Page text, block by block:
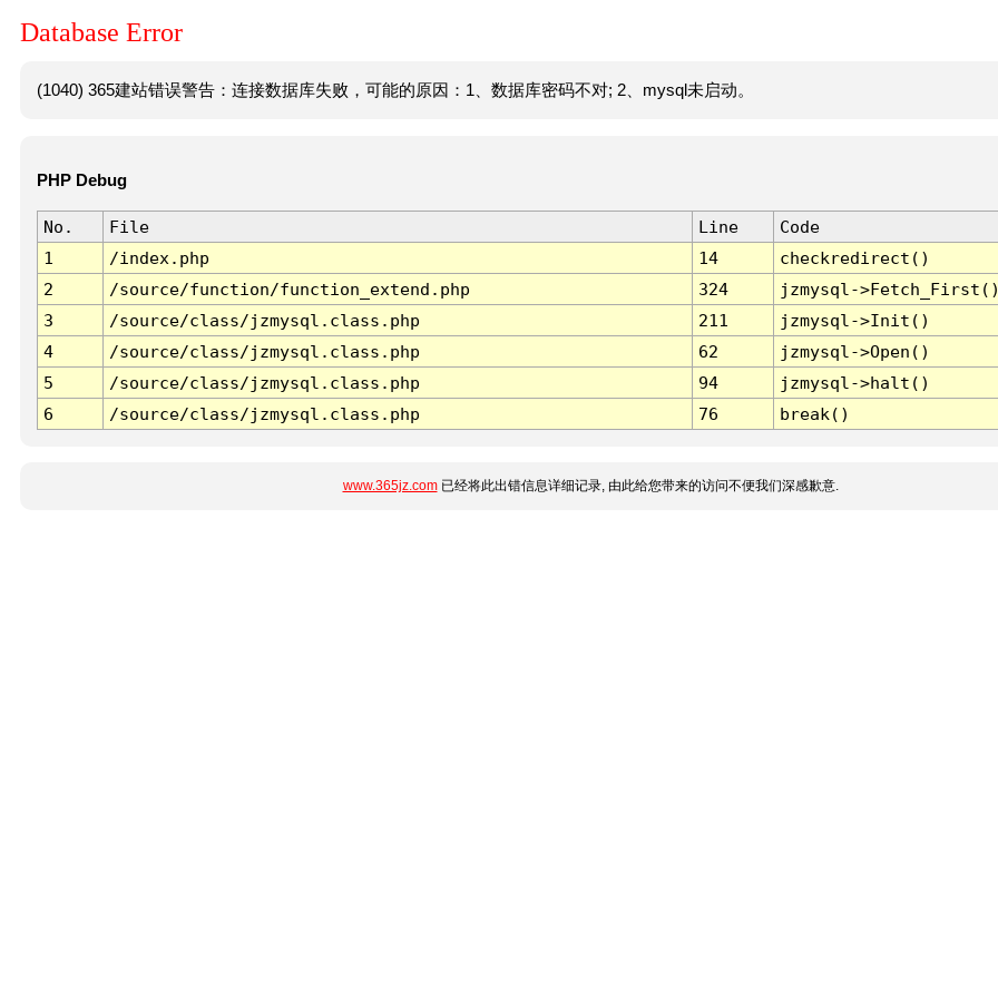
Database Error
(1040) 365建站错误警告：连接数据库失败，可能的原因：1、数据库密码不对; 2、mysql未启动。
PHP Debug
No. File Line
Code
1
/index.php 14
checkredirect()
2
/source/function/function_extend.php 324
jzmysql-
3
/source/class/jzmysql.class.php 211
jzmysql->Init()
4
/source/class/jzmysql.class.php 62
jzmysql->Open()
5
/source/class/jzmysql.class.php 94
jzmysql->halt()
6
/source/class/jzmysql.class.php 76 break()
www.365jz.com已经将此出错信息详细记录, 由此给您带来的访问不便我们深感歉意.